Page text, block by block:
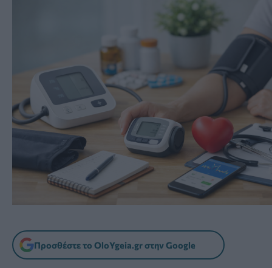
Προσθέστε το OloYgeia.gr στην Google